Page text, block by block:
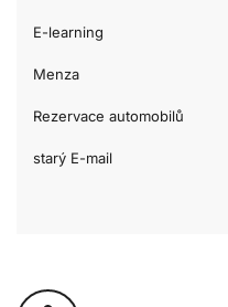
E-learning
Menza
Rezervace automobilů
starý E-mail